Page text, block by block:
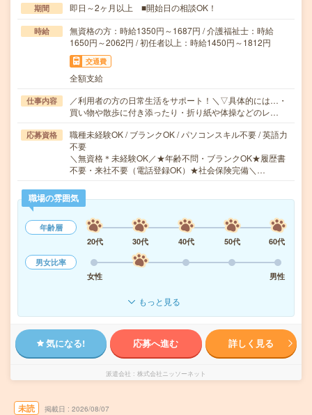
期間 即日～2ヶ月以上 ■開始日の相談OK！
時給
無資格の方：時給1350円～1687円 / 介護福祉士：時給
1650円～2062円 / 初任者以上：時給1450円～1812円
交通費
全額支給
仕事内容
／利用者の方の日常生活をサポート！＼▽具体的には…・
買い物や散歩に付き添ったり・折り紙や体操などのレ…
応募資格
職種未経験OK / ブランクOK / パソコンスキル不要 / 英語力
不要
＼無資格＊未経験OK／★年齢不問・ブランクOK★履歴書
不要・来社不要（電話登録OK）★社会保険完備＼…
職場の雰囲気
年齢層
20代
30代 40代 50代
60代
男女比率
女性
男性
もっと見る
気になる! 応募へ進む 詳しく見る
派遣会社 株式会社ニッソーネット
未読 掲載日 2026/08/07